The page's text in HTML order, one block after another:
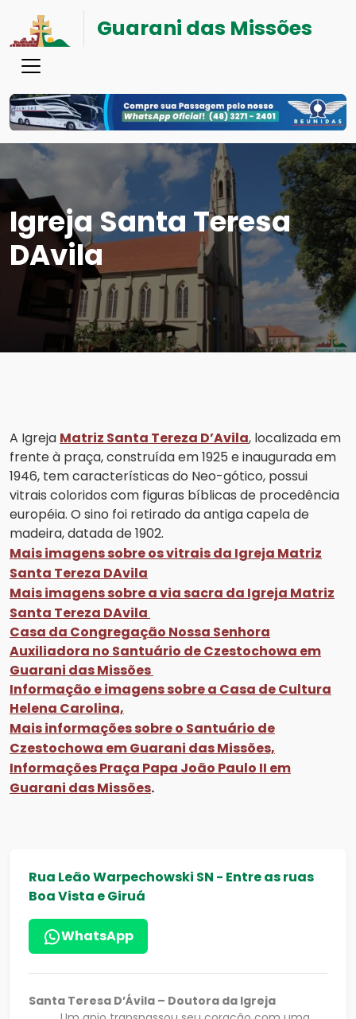
Guarani das Missões
Igreja Santa Teresa
DAvila
A Igreja Matriz Santa Tereza D’Avila, localizada em
frente à praça, construída em 1925 e inaugurada em
1946, tem características do Neo-gótico, possui
vitrais coloridos com figuras bíblicas de procedência
européia. O sino foi retirado da antiga capela de
madeira, datada de 1902.
Mais imagens sobre os vitrais da Igreja Matriz
Santa Tereza DAvila
Mais imagens sobre a via sacra da Igreja Matriz
Santa Tereza DAvila
Casa da Congregação Nossa Senhora
Auxiliadora no Santuário de Czestochowa em
Guarani das Missões
Informação e imagens sobre a Casa de Cultura
Helena Carolina,
Mais informações sobre o Santuário de
Czestochowa em Guarani das Missões,
Informações Praça Papa João Paulo II em
Guarani das Missões.
Rua Leão Warpechowski SN - Entre as ruas
Boa Vista e Giruá
WhatsApp
Santa Teresa D’Ávila – Doutora da Igreja